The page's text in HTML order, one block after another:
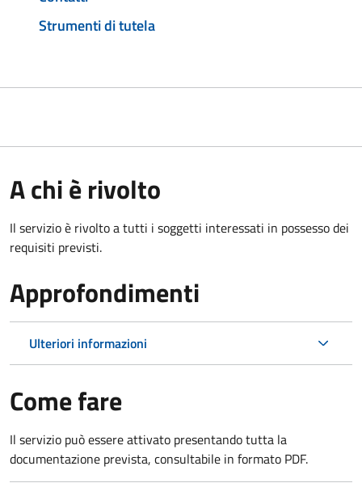
Strumenti di tutela
A chi è rivolto
Il servizio è rivolto a tutti i soggetti interessati in possesso dei
requisiti previsti.
Approfondimenti
Ulteriori informazioni
Come fare
Il servizio può essere attivato presentando tutta la
documentazione prevista, consultabile in formato PDF.